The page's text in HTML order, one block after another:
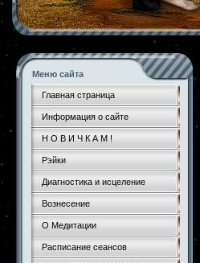
Меню сайта
Главная страница
Информация о сайте
Н О В И Ч К А М !
Рэйки
Диагностика и исцеление
Вознесение
О Медитации
Расписание сеансов